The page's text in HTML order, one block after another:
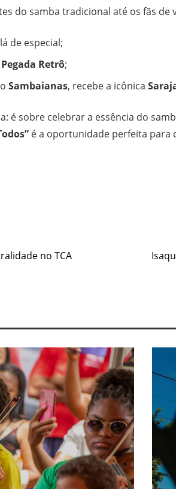
do samba tradicional até os fãs
de especial;
Pegada Retrô;
Sambaianas, recebe a icônica
é sobre celebrar a essência do
é a oportunidade perfeita para
no TCA